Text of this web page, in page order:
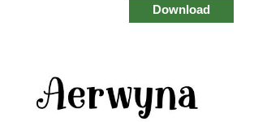
Download